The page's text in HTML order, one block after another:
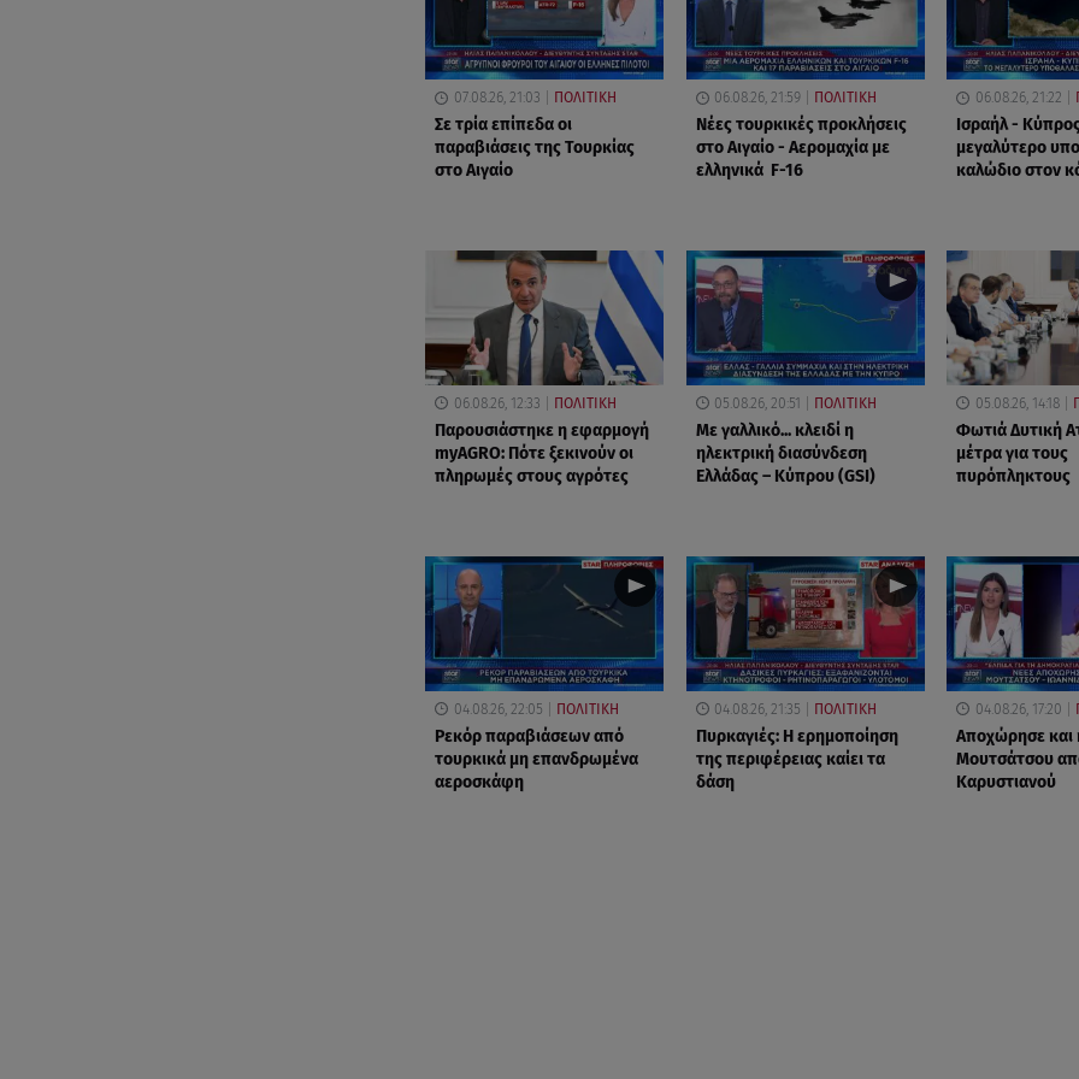
07.08.26, 21:03 ΠΟΛΙΤΙΚΗ
Σε τρία επίπεδα οι
παραβιάσεις της Τουρκίας
στο Αιγαίο
06.08.26, 21:59 ΠΟΛΙΤΙΚΗ
Νέες τουρκικές προκλήσεις
στο Αιγαίο - Αερομαχία με
ελληνικά F-16
06.08.26, 21:22
Ισραήλ -
μεγαλύτερο
καλώδιο στον
06.08.26, 12:33 ΠΟΛΙΤΙΚΗ
Παρουσιάστηκε η εφαρμογή
myAGRO: Πότε ξεκινούν οι
πληρωμές στους αγρότες
05.08.26, 20:51 ΠΟΛΙΤΙΚΗ
Με γαλλικό... κλειδί η
ηλεκτρική διασύνδεση
Ελλάδας – Κύπρου (GSI)
05.08.26, 14:18
Φωτιά Δυτική
μέτρα για τους
πυρόπληκτους
04.08.26, 22:05 ΠΟΛΙΤΙΚΗ
Ρεκόρ παραβιάσεων από
τουρκικά μη επανδρωμένα
αεροσκάφη
04.08.26, 21:35 ΠΟΛΙΤΙΚΗ
Πυρκαγιές: Η ερημοποίηση
της περιφέρειας καίει τα
δάση
04.08.26, 17:20
Αποχώρησε και
Μουτσάτσου
Καρυστιανού